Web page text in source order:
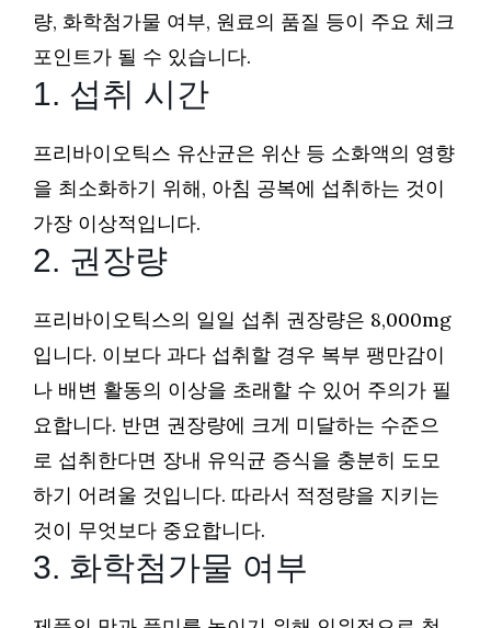
량, 화학첨가물 여부, 원료의 품질 등이 주요 체크
포인트가 될 수 있습니다.
1. 섭취 시간
프리바이오틱스 유산균은 위산 등 소화액의 영향
을 최소화하기 위해, 아침 공복에 섭취하는 것이
가장 이상적입니다.
2. 권장량
프리바이오틱스의 일일 섭취 권장량은 8,000mg
입니다. 이보다 과다 섭취할 경우 복부 팽만감이
나 배변 활동의 이상을 초래할 수 있어 주의가 필
요합니다. 반면 권장량에 크게 미달하는 수준으
로 섭취한다면 장내 유익균 증식을 충분히 도모
하기 어려울 것입니다. 따라서 적정량을 지키는
것이 무엇보다 중요합니다.
3. 화학첨가물 여부